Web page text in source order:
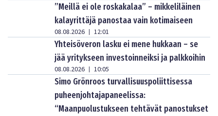
”Meillä ei ole roskakalaa” – mikkeliläinen
kalayrittäjä panostaa vain kotimaiseen
08.08.2026 | 12:01
Yhteisöveron lasku ei mene hukkaan – se
jää yritykseen investoinneiksi ja palkkoihin
08.08.2026 | 10:05
Simo Grönroos turvallisuuspoliittisessa
puheenjohtajapaneelissa:
“Maanpuolustukseen tehtävät panostukset